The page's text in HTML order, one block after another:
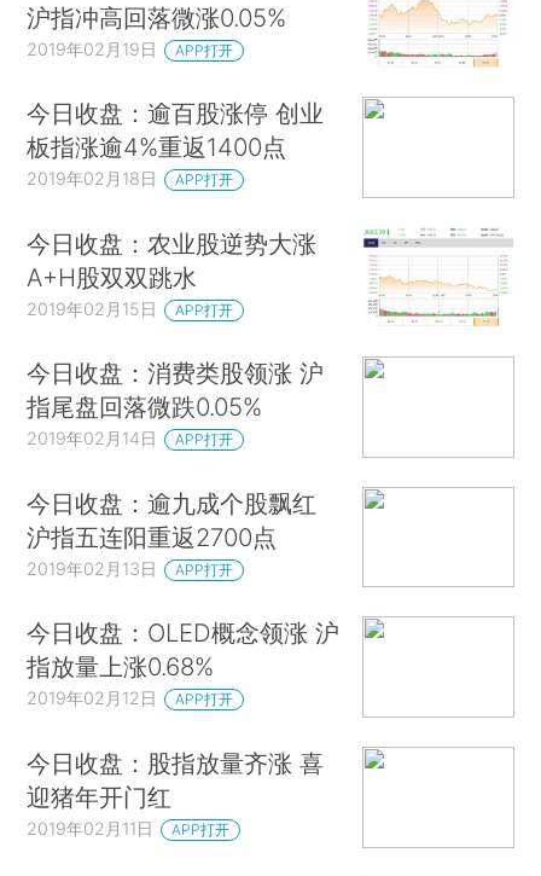
沪指冲高回落微涨0.05%
2019年02月19日 APP打开
今日收盘：逾百股涨停 创业
板指涨逾4%重返1400点
2019年02月18日 APP打开
今日收盘：农业股逆势大涨
A+H股双双跳水
2019年02月15日 APP打开
今日收盘：消费类股领涨 沪
指尾盘回落微跌0.05%
2019年02月14日 APP打开
今日收盘：逾九成个股飘红
沪指五连阳重返2700点
2019年02月13日 APP打开
今日收盘：OLED概念领涨 沪
指放量上涨0.68%
2019年02月12日 APP打开
今日收盘：股指放量齐涨 喜
迎猪年开门红
2019年02月11日 APP打开